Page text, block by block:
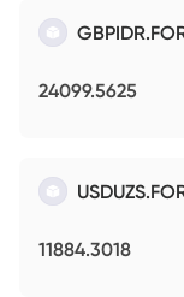
24099.5625
11884.3018